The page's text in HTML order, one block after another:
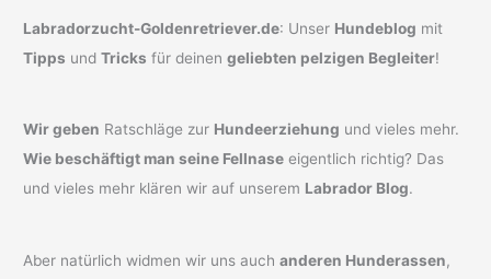
Labradorzucht-Goldenretriever.de: Unser Hundeblog mit
Tipps undTricks für deinengeliebten pelzigen Begleiter!
Wir geben Ratschläge zur Hundeerziehung und vieles mehr.
Wie beschäftigt man seine Fellnase eigentlich richtig? Das
und vieles mehr klären wir auf unserem Labrador Blog.
Aber natürlich widmen wir uns auchanderen Hunderassen,